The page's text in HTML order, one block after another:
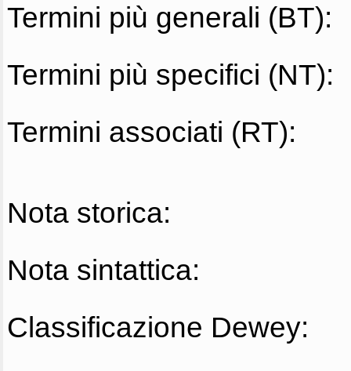
Termini più generali (BT):
Termini più specifici (NT):
Termini associati (RT):
Nota storica:
Nota sintattica:
Classificazione Dewey: